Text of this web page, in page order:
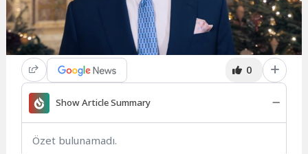
0
Show Article Summary
Özet bulunamadı.